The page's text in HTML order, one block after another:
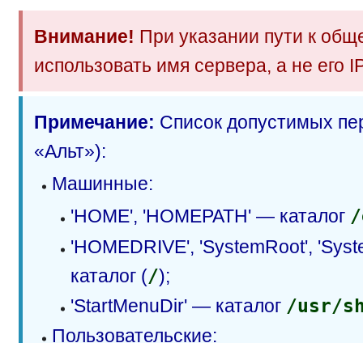
Внимание! При указании пути к
использовать имя сервера, а не его
Примечание: Список допустимых
«Альт»):
Машинные:
'HOME', 'HOMEPATH' — каталог /
'HOMEDRIVE', 'SystemRoot',
каталог (/);
'StartMenuDir' — каталог /usr/
Пользовательские: